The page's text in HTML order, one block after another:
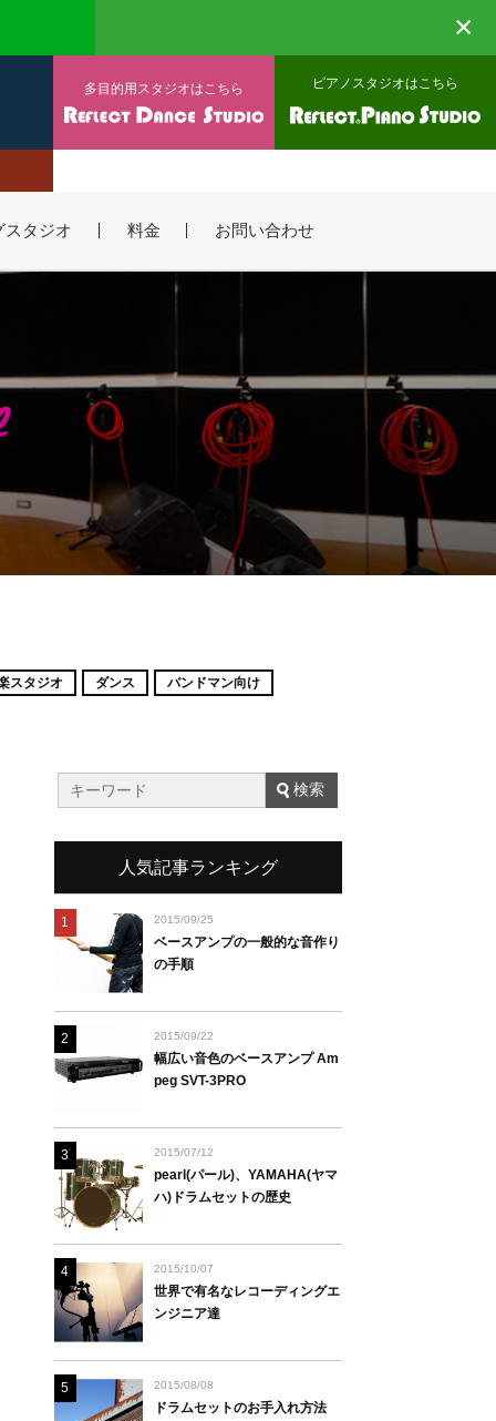
×
多目的用スタジオはこちら ピアノスタジオはこちら
スタジオ 料金 お問い合わせ
スタジオ ダンス バンドマン向け
人気記事ランキング
1 2015/09/25
ベースアンプの一般的な音作り
の手順
2 2015/09/22
幅広い音色のベースアンプ Am
peg SVT-3PRO
3 2015/07/12
pearl(パール)、YAMAHA(ヤマ
ハ)ドラムセットの歴史
4 2015/10/07
世界で有名なレコーディングエ
ンジニア達
5 2015/08/08
ドラムセットのお手入れ方法